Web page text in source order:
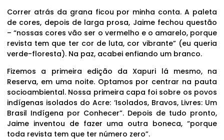
Correr atrás da grana ficou por minha conta. A paleta
de cores, depois de larga prosa, Jaime fechou questão
– “nossas cores vão ser o vermelho e o amarelo, porque
revista tem que ter cor de luta, cor vibrante” (eu queria
verde-floresta). Na paz, acabei enfiando um branco.
Fizemos a primeira edição da Xapuri lá mesmo, na
Reserva, em uma noite. Optamos por centrar na pauta
socioambiental. Nossa primeira capa foi sobre os povos
indígenas isolados do Acre: ‘Isolados, Bravos, Livres: Um
Brasil Indígena por Conhecer”. Depois de tudo pronto,
Jaime inventou de fazer uma outra boneca, “porque
toda revista tem que ter número zero”.